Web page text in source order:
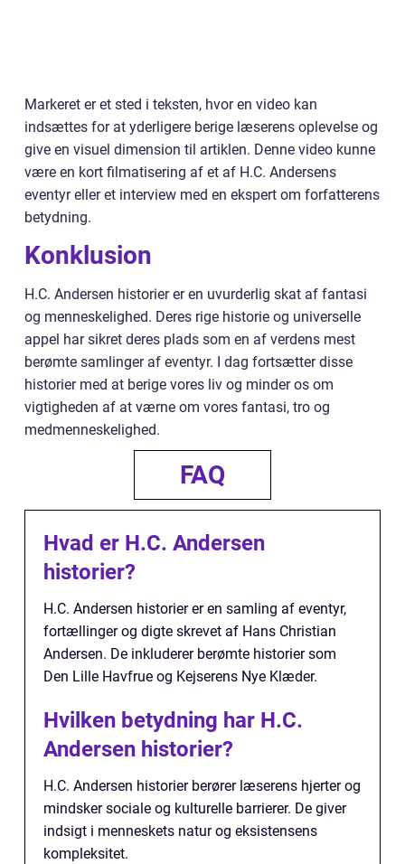
Markeret er et sted i teksten, hvor en video kan
indsættes for at yderligere berige læserens oplevelse og
give en visuel dimension til artiklen. Denne video kunne
være en kort filmatisering af et af H.C. Andersens
eventyr eller et interview med en ekspert om forfatterens
betydning.
Konklusion
H.C. Andersen historier er en uvurderlig skat af fantasi
og menneskelighed. Deres rige historie og universelle
appel har sikret deres plads som en af verdens mest
berømte samlinger af eventyr. I dag fortsætter disse
historier med at berige vores liv og minder os om
vigtigheden af at værne om vores fantasi, tro og
medmenneskelighed.
FAQ
Hvad er H.C. Andersen
historier?
H.C. Andersen historier er en samling af eventyr,
fortællinger og digte skrevet af Hans Christian
Andersen. De inkluderer berømte historier som
Den Lille Havfrue og Kejserens Nye Klæder.
Hvilken betydning har H.C.
Andersen historier?
H.C. Andersen historier berører læserens hjerter og
mindsker sociale og kulturelle barrierer. De giver
indsigt i menneskets natur og eksistensens
kompleksitet.